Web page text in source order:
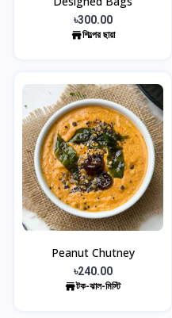
৳300.00
শিল্পের ছায়া
Peanut Chutney
৳240.00
টক-ঝাল-মিস্টি